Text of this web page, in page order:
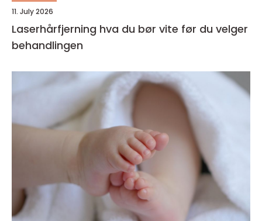
11. July 2026
Laserhårfjerning hva du bør vite før du velger
behandlingen